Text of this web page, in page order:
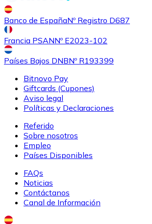
ComprarTezoscon transferencia bancaria
ComprarSushi
SUSHI
Banco de EspañaNº Registro D687
Francia PSANNº E2023-102
Países Bajos DNBNº R193399
Bitnovo Pay
Giftcards (Cupones)
Aviso legal
Políticas y Declaraciones
Referido
Sobre nosotros
Empleo
Países Disponibles
FAQs
Noticias
Contáctanos
Canal de Información